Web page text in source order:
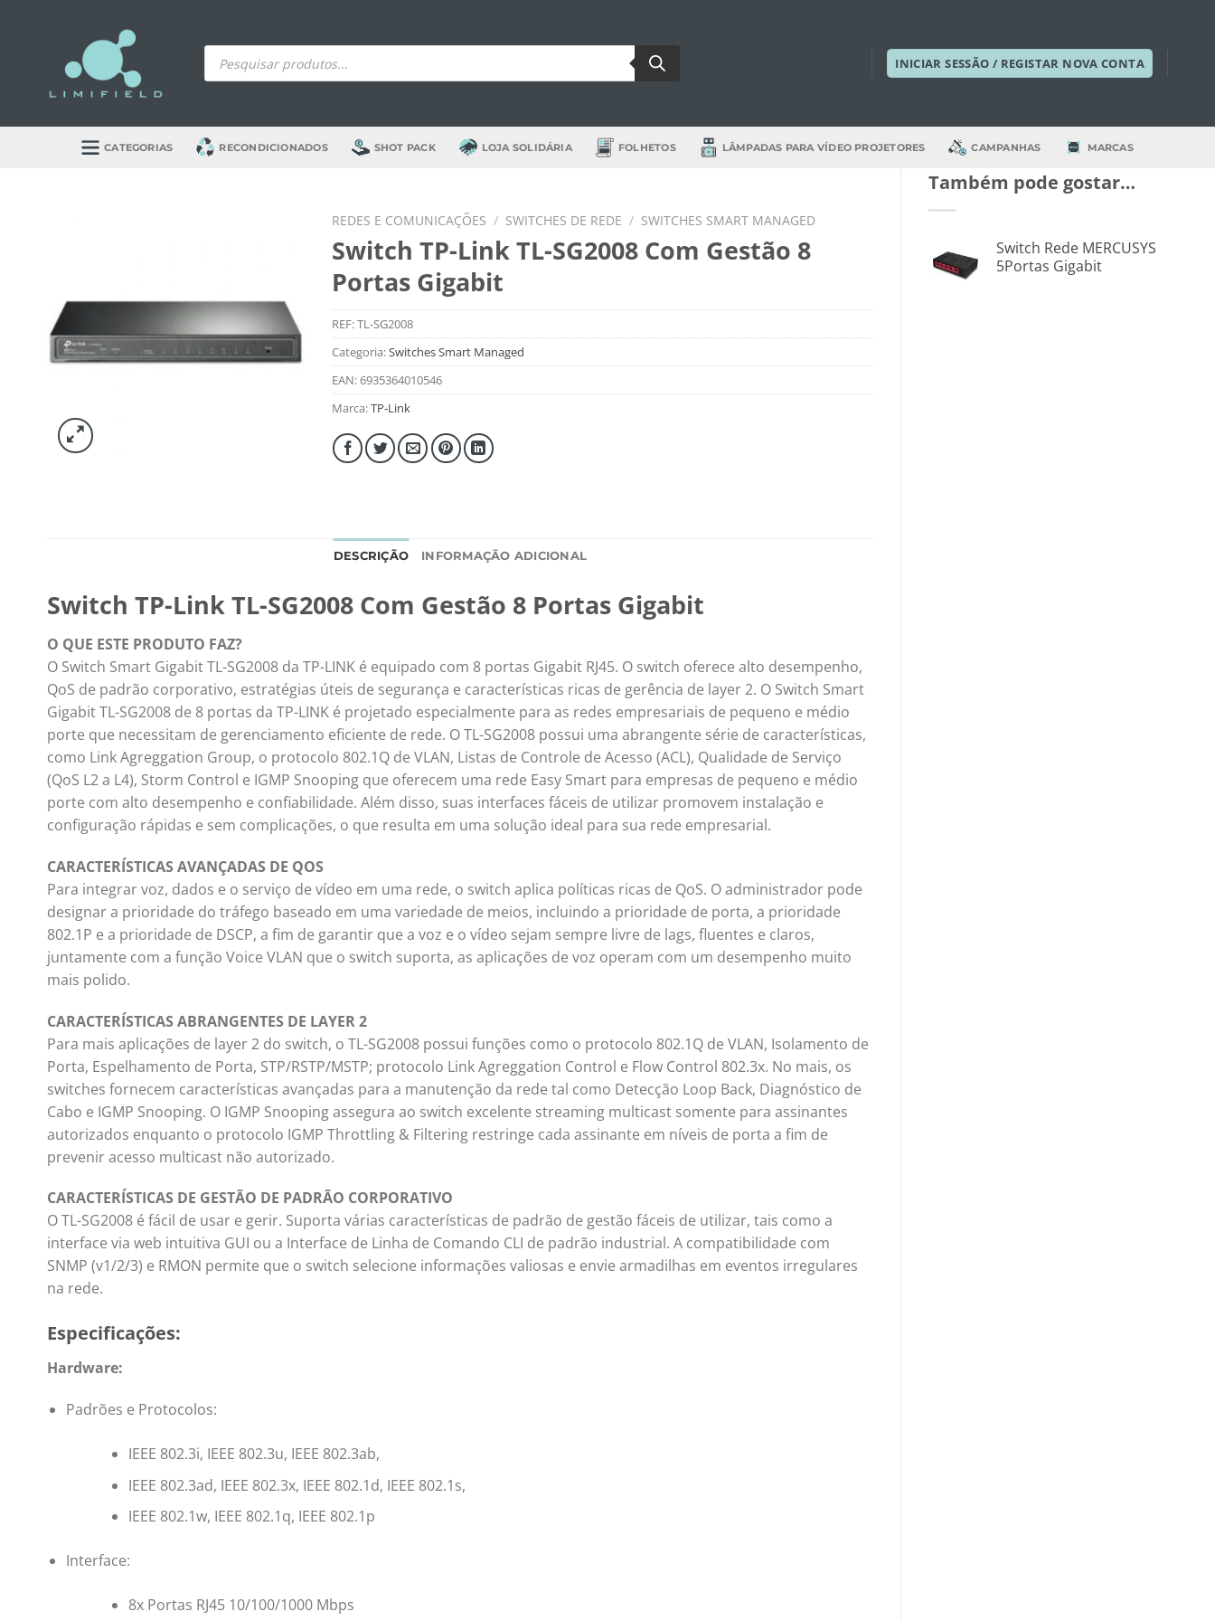
Products
search INICIAR SESSÃO / REGISTAR NOVA CONTA
CATEGORIAS RECONDICIONADOS SHOT PACK LOJA SOLIDÁRIA FOLHETOS LÂMPADAS PARA VÍDEO PROJETORES CAMPANHAS MARCAS
Também pode gostar…
Switch Rede MERCUSYS
5Portas Gigabit
REDES E COMUNICAÇÕES / SWITCHES DE REDE / SWITCHES SMART MANAGED
Switch TP-Link TL-SG2008 Com Gestão 8
Portas Gigabit
REF:TL-SG2008
Categoria:Switches Smart Managed
EAN:6935364010546
Marca:TP-Link
DESCRIÇÃO INFORMAÇÃO ADICIONAL
Switch TP-Link TL-SG2008 Com Gestão 8 Portas Gigabit
O QUE ESTE PRODUTO FAZ?
O Switch Smart Gigabit TL-SG2008 da TP-LINK é equipado com 8 portas Gigabit RJ45. O switch oferece alto desempenho,
QoS de padrão corporativo, estratégias úteis de segurança e características ricas de gerência de layer 2. O Switch Smart
Gigabit TL-SG2008 de 8 portas da TP-LINK é projetado especialmente para as redes empresariais de pequeno e médio
porte que necessitam de gerenciamento eficiente de rede. O TL-SG2008 possui uma abrangente série de características,
como Link Agreggation Group, o protocolo 802.1Q de VLAN, Listas de Controle de Acesso (ACL), Qualidade de Serviço
(QoS L2 a L4), Storm Control e IGMP Snooping que oferecem uma rede Easy Smart para empresas de pequeno e médio
porte com alto desempenho e confiabilidade. Além disso, suas interfaces fáceis de utilizar promovem instalação e
configuração rápidas e sem complicações, o que resulta em uma solução ideal para sua rede empresarial.
CARACTERÍSTICAS AVANÇADAS DE QOS
Para integrar voz, dados e o serviço de vídeo em uma rede, o switch aplica políticas ricas de QoS. O administrador pode
designar a prioridade do tráfego baseado em uma variedade de meios, incluindo a prioridade de porta, a prioridade
802.1P e a prioridade de DSCP, a fim de garantir que a voz e o vídeo sejam sempre livre de lags, fluentes e claros,
juntamente com a função Voice VLAN que o switch suporta, as aplicações de voz operam com um desempenho muito
mais polido.
CARACTERÍSTICAS ABRANGENTES DE LAYER 2
Para mais aplicações de layer 2 do switch, o TL-SG2008 possui funções como o protocolo 802.1Q de VLAN, Isolamento de
Porta, Espelhamento de Porta, STP/RSTP/MSTP; protocolo Link Agreggation Control e Flow Control 802.3x. No mais, os
switches fornecem características avançadas para a manutenção da rede tal como Detecção Loop Back, Diagnóstico de
Cabo e IGMP Snooping. O IGMP Snooping assegura ao switch excelente streaming multicast somente para assinantes
autorizados enquanto o protocolo IGMP Throttling & Filtering restringe cada assinante em níveis de porta a fim de
prevenir acesso multicast não autorizado.
CARACTERÍSTICAS DE GESTÃO DE PADRÃO CORPORATIVO
O TL-SG2008 é fácil de usar e gerir. Suporta várias características de padrão de gestão fáceis de utilizar, tais como a
interface via web intuitiva GUI ou a Interface de Linha de Comando CLI de padrão industrial. A compatibilidade com
SNMP (v1/2/3) e RMON permite que o switch selecione informações valiosas e envie armadilhas em eventos irregulares
na rede.
Especificações:
Hardware:
Padrões e Protocolos:
IEEE 802.3i, IEEE 802.3u, IEEE 802.3ab,
IEEE 802.3ad, IEEE 802.3x, IEEE 802.1d, IEEE 802.1s,
IEEE 802.1w, IEEE 802.1q, IEEE 802.1p
Interface:
8x Portas RJ45 10/100/1000 Mbps